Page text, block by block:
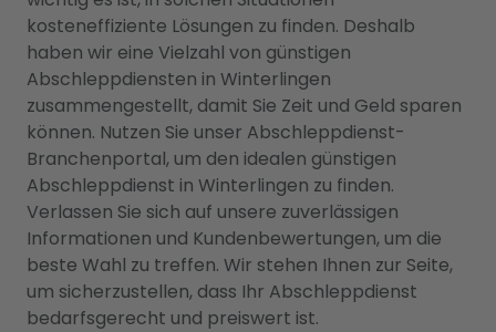
kosteneffiziente Lösungen zu finden. Deshalb
haben wir eine Vielzahl von günstigen
Abschleppdiensten in Winterlingen
zusammengestellt, damit Sie Zeit und Geld sparen
können. Nutzen Sie unser Abschleppdienst-
Branchenportal, um den idealen günstigen
Abschleppdienst in Winterlingen zu finden.
Verlassen Sie sich auf unsere zuverlässigen
Informationen und Kundenbewertungen, um die
beste Wahl zu treffen. Wir stehen Ihnen zur Seite,
um sicherzustellen, dass Ihr Abschleppdienst
bedarfsgerecht und preiswert ist.